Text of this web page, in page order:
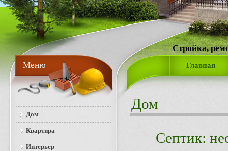
Стройка,
Главная
Дом
Септик:
Меню
Дом
Квартира
Интерьер